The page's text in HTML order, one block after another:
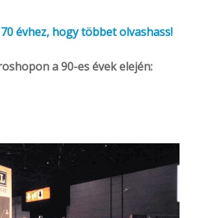
évhez, hogy többet olvashass!
a 90-es évek elején: